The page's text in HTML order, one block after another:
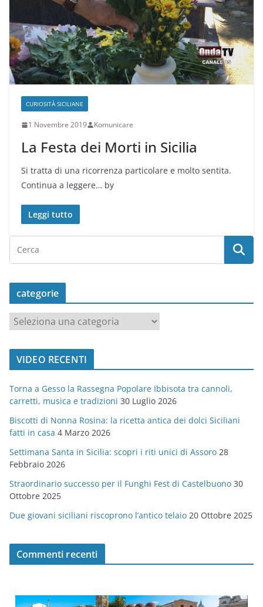
CURIOSITÀ SICILIANE
1 Novembre 2019 Komunicare
La Festa dei Morti in Sicilia
Si tratta di una ricorrenza particolare e molto sentita.
Continua a leggere… by
Leggi tutto
categorie
t
o
r
i
e
VIDEO RECENTI
Torna a Gesso la Rassegna Popolare Ibbisota tra cannoli,
carretti, musica e tradizioni 30 Luglio 2026
Biscotti di Nonna Rosina: la ricetta antica dei dolci Siciliani
fatti in casa 4 Marzo 2026
Settimana Santa in Sicilia: scopri i riti unici di Assoro 28
Febbraio 2026
Straordinario successo per il Funghi Fest di Castelbuono 30
Ottobre 2025
Due giovani siciliani riscoprono l’antico telaio 20 Ottobre 2025
Commenti recenti